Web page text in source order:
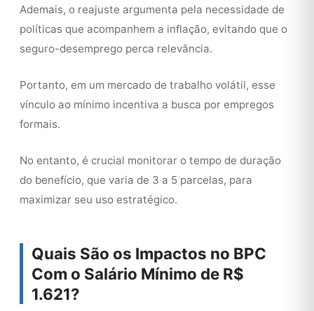
Ademais, o reajuste argumenta pela necessidade de
políticas que acompanhem a inflação, evitando que o
seguro-desemprego perca relevância.
Portanto, em um mercado de trabalho volátil, esse
vínculo ao mínimo incentiva a busca por empregos
formais.
No entanto, é crucial monitorar o tempo de duração
do benefício, que varia de 3 a 5 parcelas, para
maximizar seu uso estratégico.
Quais São os Impactos no BPC
Com o Salário Mínimo de R$
1.621?